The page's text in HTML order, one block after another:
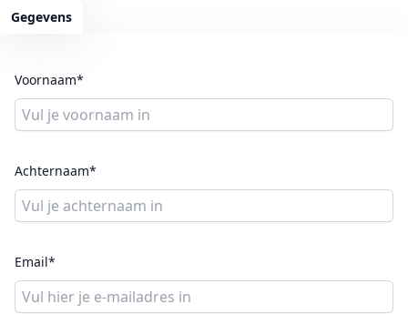
Gegevens
Voornaam*
Achternaam*
Email*